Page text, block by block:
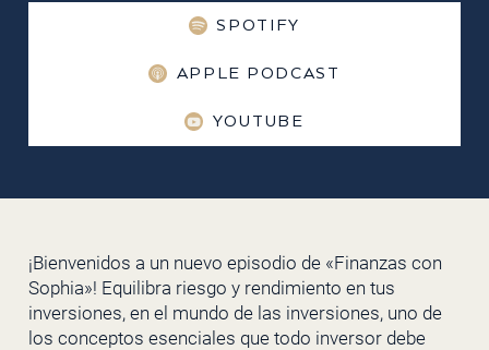
SPOTIFY
APPLE PODCAST
YOUTUBE
¡Bienvenidos a un nuevo episodio de «Finanzas con
Sophia»! Equilibra riesgo y rendimiento en tus
inversiones, en el mundo de las inversiones, uno de
los conceptos esenciales que todo inversor debe